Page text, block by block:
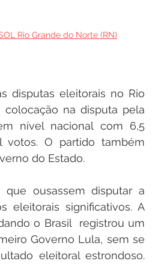
Rio Grande do Norte (RN)
disputas eleitorais no Rio
na disputa pela
nível nacional com 6,5
O partido também
do Estado.
ousassem disputar a
eleitorais significativos. A
o Brasil  registrou um
Governo Lula, sem se
eleitoral estrondoso.